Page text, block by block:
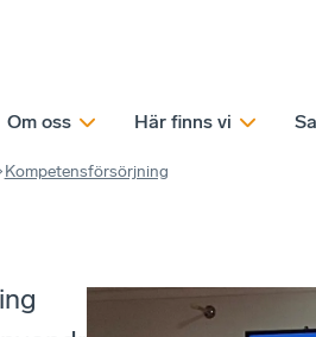
Om oss Här finns vi
Kompetensförsörjning